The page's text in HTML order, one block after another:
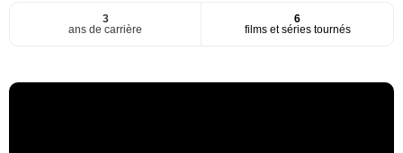
3
ans de carrière
6
films et séries tournés